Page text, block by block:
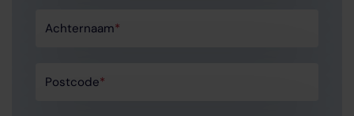
Achternaam*
Postcode*